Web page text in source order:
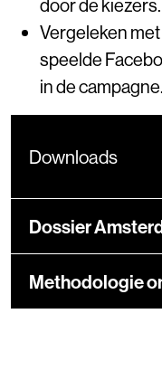
door de kiezers.
Vergeleken
speelde
in de campagne.
Downloads
Dossier
Methodologie